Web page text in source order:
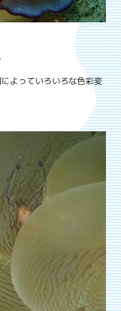
よっていろいろな色彩変